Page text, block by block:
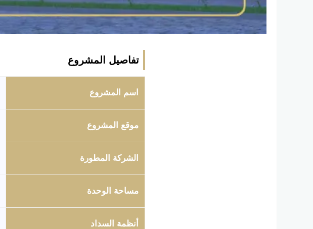
تفاصيل المشروع
اسم المشروع
موقع المشروع
الشركة المطورة
مساحة الوحدة
أنظمة السداد